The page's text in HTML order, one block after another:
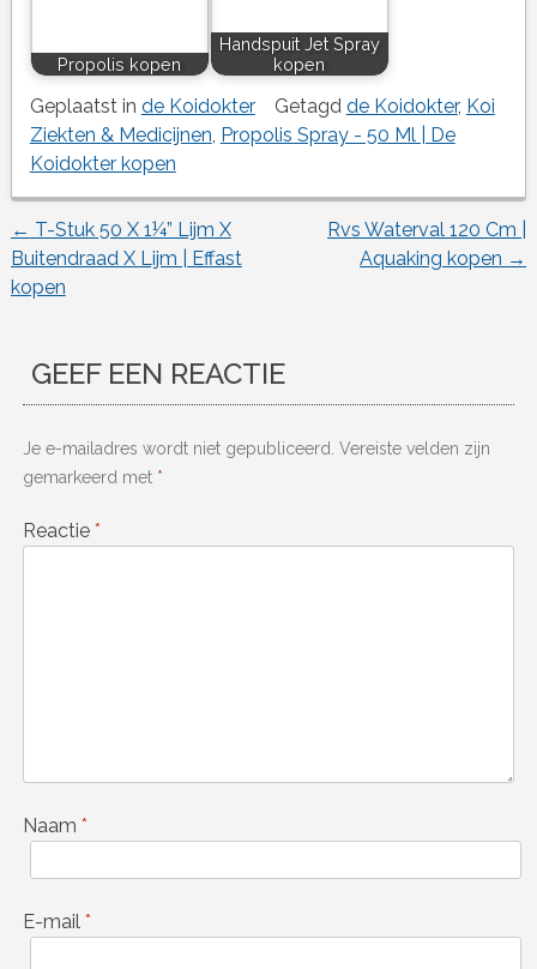
Propolis kopen
Handspuit Jet Spray
kopen
Geplaatst in de Koidokter Getagd de Koidokter, Koi
Ziekten & Medicijnen Propolis Spray - 50 Ml | De
Koidokter kopen
Berichtnavigatie
← T-Stuk 50 X 1¼” Lijm X
Buitendraad X Lijm | Effast
kopen
Rvs Waterval 120 Cm |
Aquaking kopen →
GEEF EEN REACTIE
Je e-mailadres wordt niet gepubliceerd. Vereiste velden zijn
gemarkeerd met *
Reactie *
Naam *
E-mail *